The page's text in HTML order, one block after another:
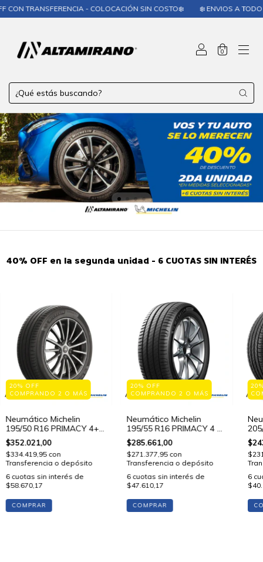
- COLOCACIÓN SIN COSTO❄️ ❄️ ENVIOS A TODO EL PAÍS❄️
0
40% OFF en la segunda unidad - 6 CUOTAS SIN INTERÉS
20% OFF
COMPRANDO 2 O MÁS
Neumático Michelin
195/50 R16 PRIMACY 4+
88 V STD
$352.021,00
$334.419,95 con
Transferencia o depósito
6 cuotas sin interés de
$58.670,17
COMPRAR
20% OFF
COMPRANDO 2 O MÁS
Neumático Michelin
195/55 R16 PRIMACY 4 87
V STD
$285.661,00
$271.377,95 con
Transferencia o depósito
6 cuotas sin interés de
$47.610,17
COMPRAR
V
6